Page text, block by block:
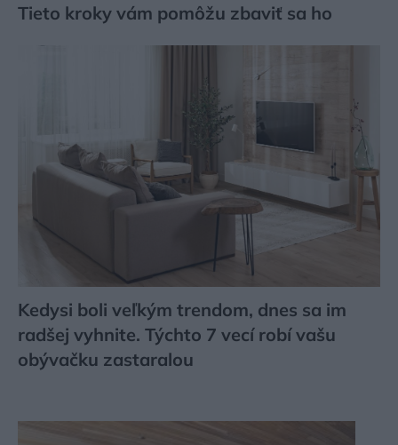
Tieto kroky vám pomôžu zbaviť sa ho
Kedysi boli veľkým trendom, dnes sa im
radšej vyhnite. Týchto 7 vecí robí vašu
obývačku zastaralou